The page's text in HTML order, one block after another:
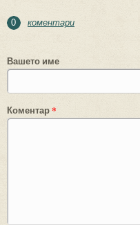
0 коментари
Вашето име
Коментар*